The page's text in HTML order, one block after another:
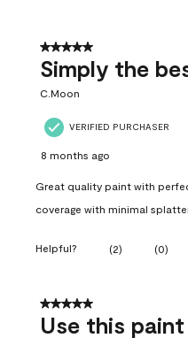
5 out of 5 stars.
Simply the
C.Moon
VERIFIED PURCHASER
8 months ago
Great quality paint with
coverage with minimal
Helpful? (2) (0)
5 out of 5 stars.
Use this paint